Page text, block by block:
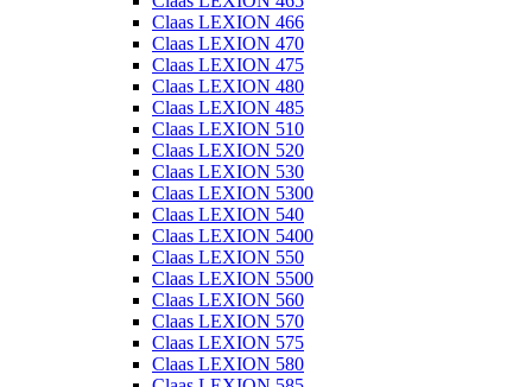
Claas LEXION 466
Claas LEXION 470
Claas LEXION 475
Claas LEXION 480
Claas LEXION 485
Claas LEXION 510
Claas LEXION 520
Claas LEXION 530
Claas LEXION 5300
Claas LEXION 540
Claas LEXION 5400
Claas LEXION 550
Claas LEXION 5500
Claas LEXION 560
Claas LEXION 570
Claas LEXION 575
Claas LEXION 580